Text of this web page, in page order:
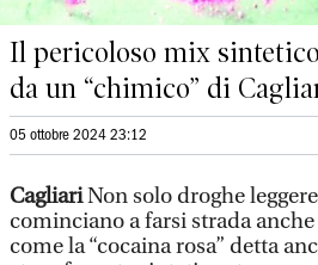
Il pericoloso mix
da un “chimico” di
05 ottobre 2024 23:12
CagliariNon solo droghe
cominciano a farsi strada
come la “cocaina rosa” detta